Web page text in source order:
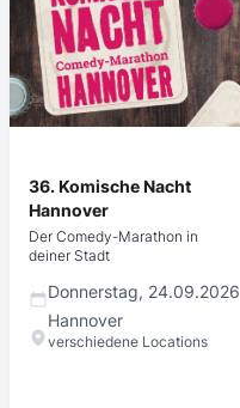
36. Komische Nacht
Hannover
Der Comedy-Marathon in
deiner Stadt
Donnerstag, 24.09.2026
Hannover
verschiedene Locations